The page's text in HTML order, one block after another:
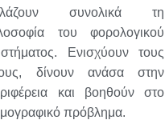
συνολικά τη
του φορολογικού
Ενισχύουν τους
δίνουν ανάσα στην
και βοηθούν στο
πρόβλημα.